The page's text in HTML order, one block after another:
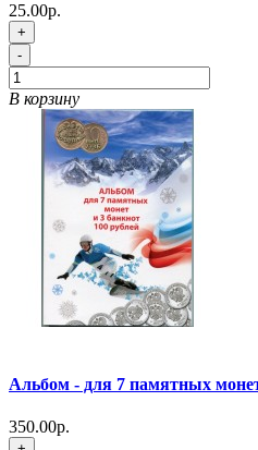
25.00р.
+
-
В корзину
Альбом - для 7 памятных
350.00р.